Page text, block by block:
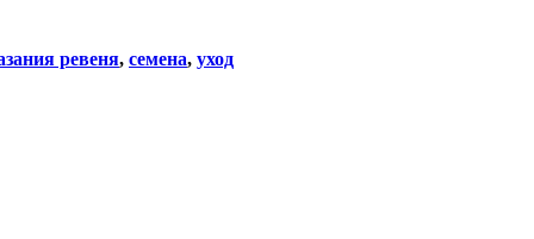
ревеня, семена, уход